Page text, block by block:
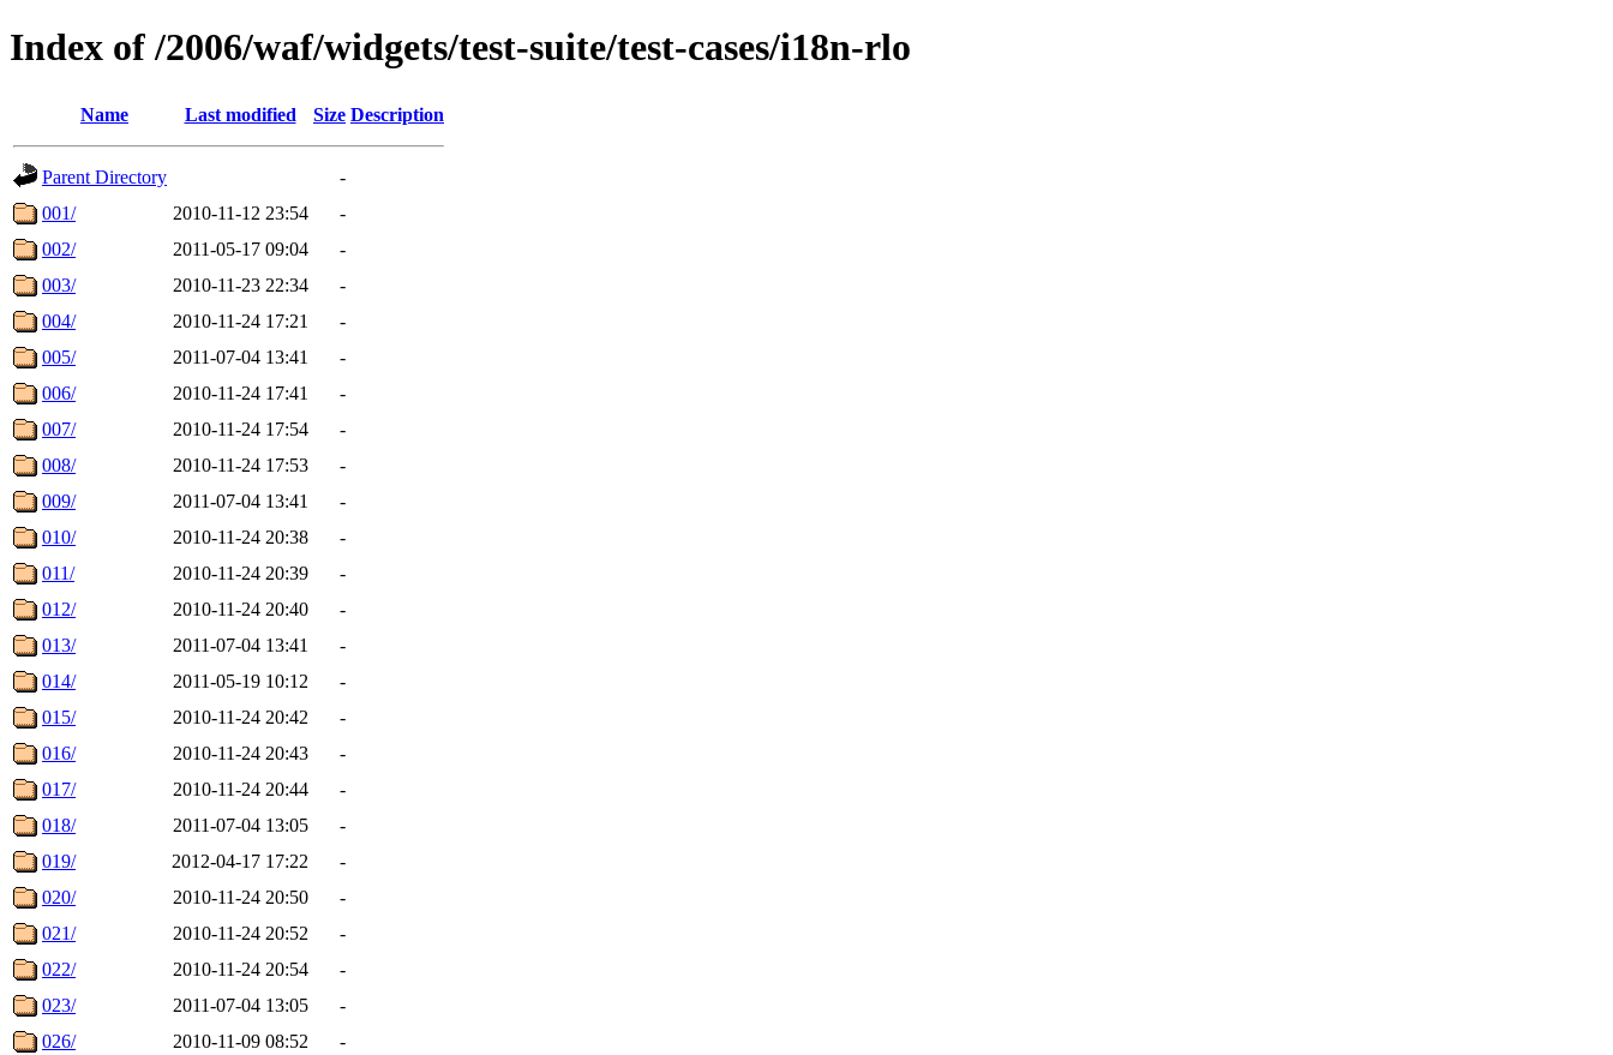
Index of /2006/waf/widgets/test-suite/test-cases/i18n-rlo
Name Last modified Size Description
Parent Directory
-
001/
2010-11-12 23:54
-
002/
2011-05-17 09:04
-
003/
2010-11-23 22:34
-
004/
2010-11-24 17:21
-
005/
2011-07-04 13:41
-
006/
2010-11-24 17:41
-
007/
2010-11-24 17:54
-
008/
2010-11-24 17:53
-
009/
2011-07-04 13:41
-
010/
2010-11-24 20:38
-
011/
2010-11-24 20:39
-
012/
2010-11-24 20:40
-
013/
2011-07-04 13:41
-
014/
2011-05-19 10:12
-
015/
2010-11-24 20:42
-
016/
2010-11-24 20:43
-
017/
2010-11-24 20:44
-
018/
2011-07-04 13:05
-
019/
2012-04-17 17:22
-
020/
2010-11-24 20:50
-
021/
2010-11-24 20:52
-
022/
2010-11-24 20:54
-
023/
2011-07-04 13:05
-
026/
2010-11-09 08:52
-